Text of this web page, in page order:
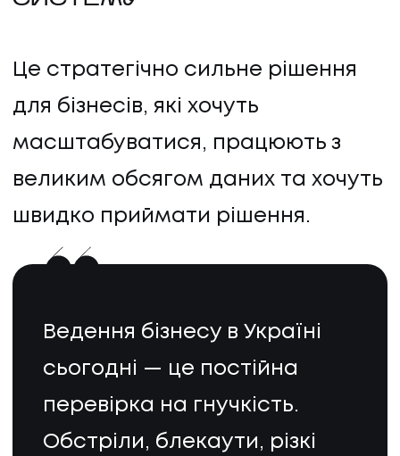
Це стратегічно сильне рішення
для бізнесів, які хочуть
масштабуватися, працюють з
великим обсягом даних та хочуть
швидко приймати рішення.
Ведення бізнесу в Україні
сьогодні — це постійна
перевірка на гнучкість.
Обстріли, блекаути, різкі